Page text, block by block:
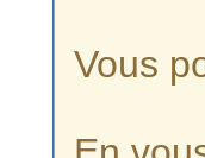
Vous